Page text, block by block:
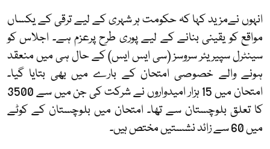
انہوں نےمزید کہا کہ حکومت ہر شہری کے لیے ترقی کے یکساں
مواقع کو یقینی بنانے کے لیے پوری طرح پرعزم ہے۔ اجلاس کو
سینٹرل سپیریئر سروسز (سی ایس ایس) کے حال ہی میں منعقد
ہونے والے خصوصی امتحان کے بارے میں بھی بتایا گیا۔
امتحان میں 15 ہزار امیدواروں نے شرکت کی جن میں سے 3500
کا تعلق بلوچستان سے تھا۔ امتحان میں بلوچستان کے کوٹے
میں 60 سے زائد نشستیں مختص ہیں۔